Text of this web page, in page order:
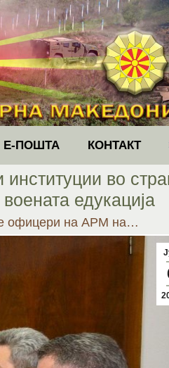
Е-ПОШТА КОНТАКТ
во
едукација
офицери на АРМ на…